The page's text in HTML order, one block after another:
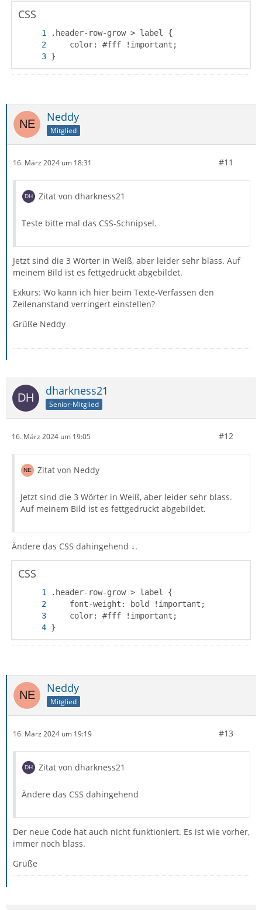
CSS
}
Neddy
Mitglied
16. März 2024 um 18:31 #11
Zitat von dharkness21
Teste bitte mal das CSS-Schnipsel.
Jetzt sind die 3 Wörter in Weiß, aber leider sehr blass. Auf
meinem Bild ist es fettgedruckt abgebildet.
Exkurs: Wo kann ich hier beim Texte-Verfassen den
Zeilenanstand verringert einstellen?
Grüße Neddy
dharkness21
Senior-Mitglied
16. März 2024 um 19:05 #12
Zitat von Neddy
Jetzt sind die 3 Wörter in Weiß, aber leider sehr blass.
Auf meinem Bild ist es fettgedruckt abgebildet.
Ändere das CSS dahingehend ↓.
CSS
}
Neddy
Mitglied
16. März 2024 um 19:19 #13
Zitat von dharkness21
Ändere das CSS dahingehend
Der neue Code hat auch nicht funktioniert. Es ist wie vorher,
immer noch blass.
Grüße